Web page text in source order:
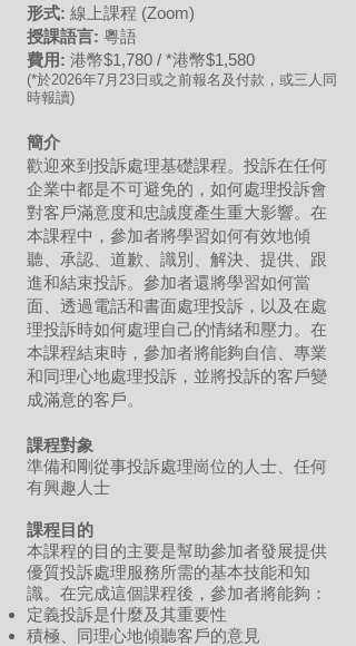
形式: 線上課程 (Zoom)
授課語言: 粵語
費用: 港幣$1,780 / *港幣$1,580
(*於2026年7月23日或之前報名及付款，或三人同
時報讀)
簡介
歡迎來到投訴處理基礎課程。投訴在任何
企業中都是不可避免的，如何處理投訴會
對客戶滿意度和忠誠度產生重大影響。在
本課程中，參加者將學習如何有效地傾
聽、承認、道歉、識別、解決、提供、跟
進和結束投訴。參加者還將學習如何當
面、透過電話和書面處理投訴，以及在處
理投訴時如何處理自己的情緒和壓力。在
本課程結束時，參加者將能夠自信、專業
和同理心地處理投訴，並將投訴的客戶變
成滿意的客戶。
課程對象
準備和剛從事投訴處理崗位的人士、任何
有興趣人士
課程目的
本課程的目的主要是幫助參加者發展提供
優質投訴處理服務所需的基本技能和知
識。在完成這個課程後，參加者將能夠：
定義投訴是什麼及其重要性
積極、同理心地傾聽客戶的意見